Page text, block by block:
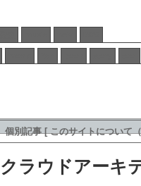
クラウドアーキ
別記事 [ このサイトについ